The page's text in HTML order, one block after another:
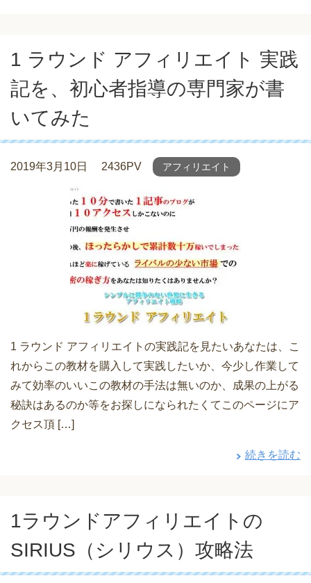
1 ラウンド アフィリエイト 実践
記を、初心者指導の専門家が書
いてみた
2019年3月10日 2436PV アフィリエイト
1 ラウンド アフィリエイトの実践記を見たいあなたは、こ
れからこの教材を購入して実践したいか、今少し作業して
みて効率のいいこの教材の手法は無いのか、成果の上がる
秘訣はあるのか等をお探しになられたくてこのページにア
クセス頂 […]
続きを読む
1ラウンドアフィリエイトの
SIRIUS（シリウス）攻略法